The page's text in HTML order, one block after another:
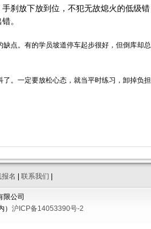
刹放下放到位，不犯无故熄火的低级错
。
点。有的学员坡道停车起步很好，但倒库却
。一定要放松心态，就当平时练习，卸掉负担
名 联系我们
限公司
沪ICP备14053390号-2